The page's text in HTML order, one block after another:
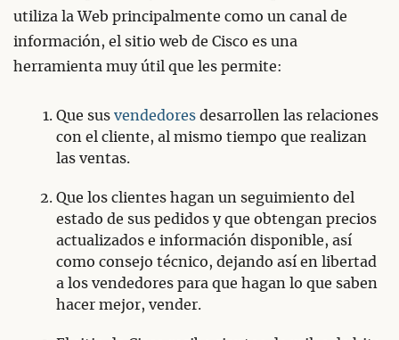
utiliza la Web principalmente como un canal de
información, el sitio web de Cisco es una
herramienta muy útil que les permite:
Que sus vendedores desarrollen las relaciones
con el cliente, al mismo tiempo que realizan
las ventas.
Que los clientes hagan un seguimiento del
estado de sus pedidos y que obtengan precios
actualizados e información disponible, así
como consejo técnico, dejando así en libertad
a los vendedores para que hagan lo que saben
hacer mejor, vender.